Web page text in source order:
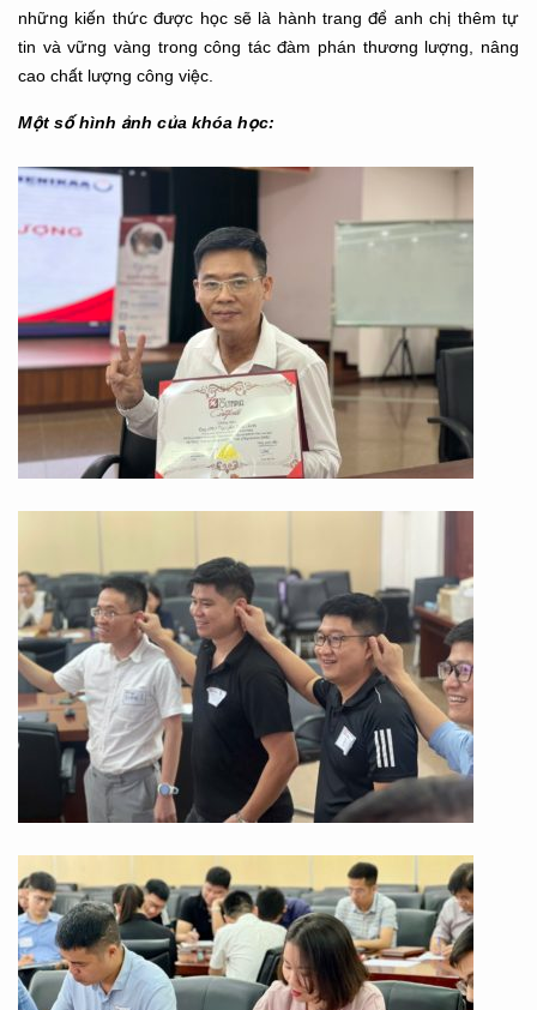
những kiến thức được học sẽ là hành trang để anh chị thêm tự
tin và vững vàng trong công tác đàm phán thương lượng, nâng
cao chất lượng công việc.
Một số hình ảnh của khóa học: